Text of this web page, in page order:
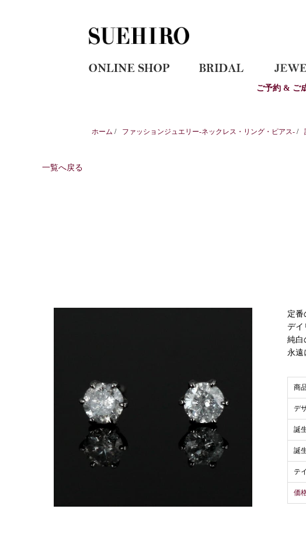
ご予約 & ご
ホーム / ファッションジュエリー-ネックレス・リング・ピアス- /
一覧へ戻る
定番
デイ
純白
永遠
商
デ
誕
誕
テ
価